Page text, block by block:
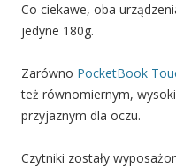
Co ciekawe, oba
jedyne 180g.
Zarówno PocketBook
też równomiernym,
przyjaznym dla oczu.
Czytniki zostały